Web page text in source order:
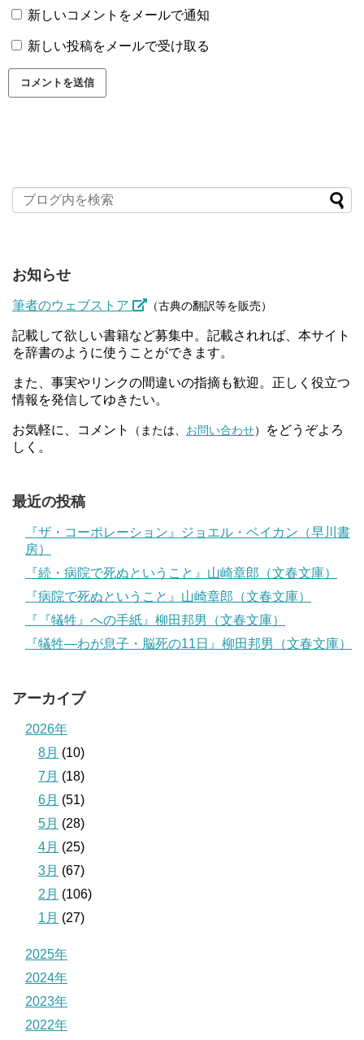
新しいコメントをメールで通知
新しい投稿をメールで受け取る
お知らせ
筆者のウェブストア （古典の翻訳等を販売）
記載して欲しい書籍など募集中。記載されれば、本サイト
を辞書のように使うことができます。
また、事実やリンクの間違いの指摘も歓迎。正しく役立つ
情報を発信してゆきたい。
お気軽に、コメント （または、 お問い合わせ）
をどうぞよろ
しく。
最近の投稿
『ザ・コーポレーション』ジョエル・ベイカン（早川書
房）
『続・病院で死ぬということ』山崎章郎（文春文庫）
『病院で死ぬということ』山崎章郎（文春文庫）
『『犠牲』への手紙』柳田邦男（文春文庫）
『犠牲―わが息子・脳死の11日』柳田邦男（文春文庫）
アーカイブ
2026年
8月 (10)
7月 (18)
6月 (51)
5月 (28)
4月 (25)
3月 (67)
2月 (106)
1月 (27)
2025年
2024年
2023年
2022年